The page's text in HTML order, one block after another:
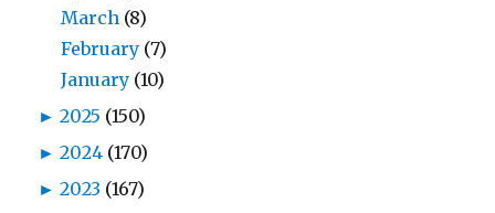
March (8)
February (7)
January (10)
► 2025 (150)
► 2024 (170)
► 2023 (167)